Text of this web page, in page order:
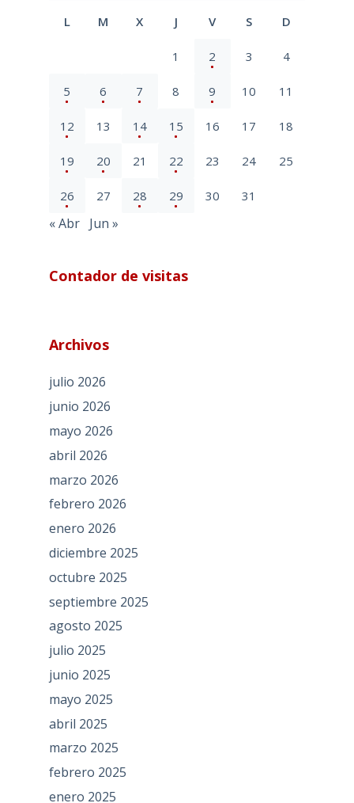
L M X J V S D
1 2 3 4
5 6 7 8 9 10 11
12 13 14 15 16 17 18
19 20 21 22 23 24 25
26 27 28 29 30 31
« Abr Jun »
Contador de visitas
Archivos
julio 2026
junio 2026
mayo 2026
abril 2026
marzo 2026
febrero 2026
enero 2026
diciembre 2025
octubre 2025
septiembre 2025
agosto 2025
julio 2025
junio 2025
mayo 2025
abril 2025
marzo 2025
febrero 2025
enero 2025